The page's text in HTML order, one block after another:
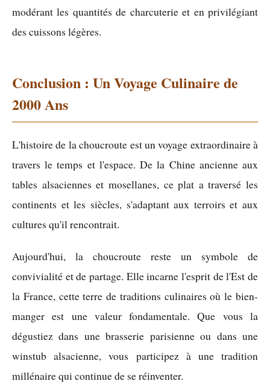
modérant les quantités de charcuterie et en privilégiant
des cuissons légères.
Conclusion : Un Voyage Culinaire de
2000 Ans
L'histoire de la choucroute est un voyage extraordinaire à
travers le temps et l'espace. De la Chine ancienne aux
tables alsaciennes et mosellanes, ce plat a traversé les
continents et les siècles, s'adaptant aux terroirs et aux
cultures qu'il rencontrait.
Aujourd'hui, la choucroute reste un symbole de
convivialité et de partage. Elle incarne l'esprit de l'Est de
la France, cette terre de traditions culinaires où le bien-
manger est une valeur fondamentale. Que vous la
dégustiez dans une brasserie parisienne ou dans une
winstub alsacienne, vous participez à une tradition
millénaire qui continue de se réinventer.